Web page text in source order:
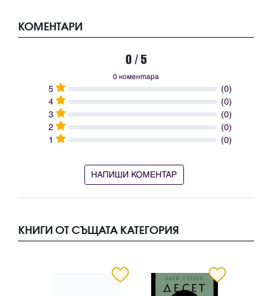
КОМЕНТАРИ
0 / 5
0 коментара
5
(0)
4
(0)
3
(0)
2
(0)
1
(0)
НАПИШИ КОМЕНТАР
КНИГИ ОТ СЪЩАТА КАТЕГОРИЯ